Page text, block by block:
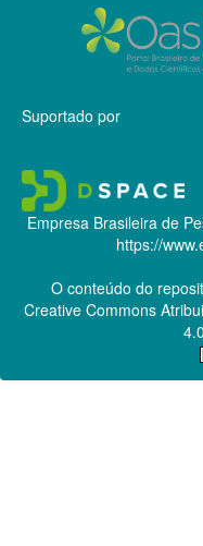
Suportado por
Empresa Brasileira de
https://
O conteúdo do
Creative Commons